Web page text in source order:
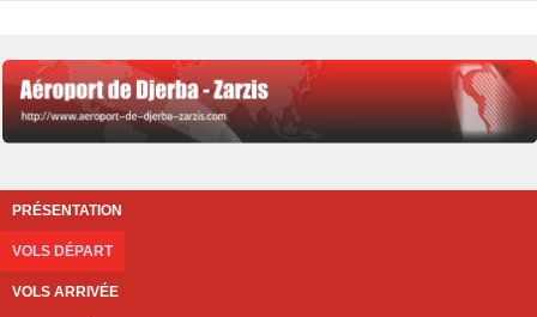
PRÉSENTATION
VOLS DÉPART
VOLS ARRIVÉE